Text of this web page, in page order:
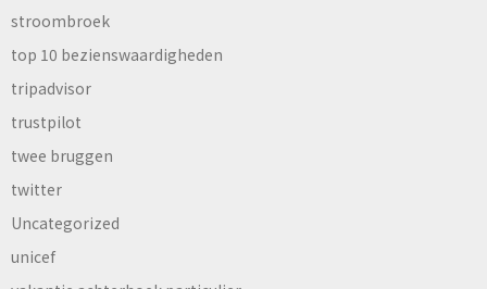
stroombroek
top 10 bezienswaardigheden
tripadvisor
trustpilot
twee bruggen
twitter
Uncategorized
unicef